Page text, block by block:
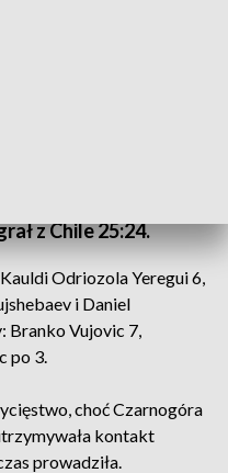
z Chile 25:24.
Odriozola Yeregui 6,
i Daniel
Branko Vujovic 7,
po 3.
choć Czarnogóra
kontakt
prowadziła.